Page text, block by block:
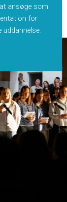
ansøge som
for
uddannelse.